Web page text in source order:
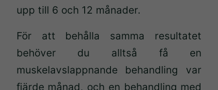
upp till 6 och 12 månader.
För att behålla samma resultatet
behöver du alltså få en
muskelavslappnande behandling var
fjärde månad, och en behandling med